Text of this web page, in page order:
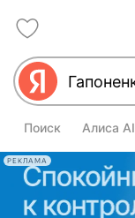
Поиск Алиса AI
РЕКЛАМА